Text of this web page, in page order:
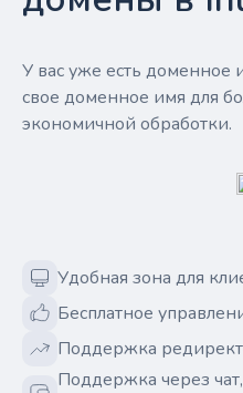
У вас уже есть доменное
свое доменное имя для
экономичной обработки.
Удобная зона для
Бесплатное
Поддержка
Поддержка через